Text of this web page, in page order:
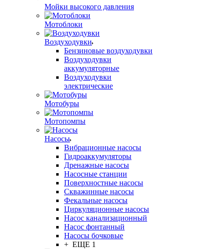
Мойки высокого давления
Мотоблоки
Воздуходувки
Бензиновые воздуходувки
Воздуходувки
аккумуляторные
Воздуходувки
электрические
Мотобуры
Мотопомпы
Насосы
Вибрационные насосы
Гидроаккумуляторы
Дренажные насосы
Насосные станции
Поверхностные насосы
Скважинные насосы
Фекальные насосы
Циркуляционные насосы
Насос канализационный
Насос фонтанный
Насосы бочковые
+ ЕЩЕ 1